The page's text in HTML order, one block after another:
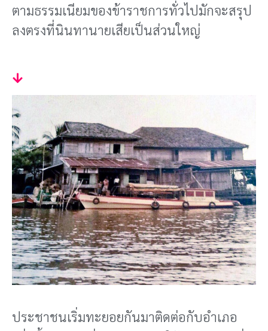
ตามธรรมเนียมของข้าราชการทั่วไปมักจะสรุป
ลงตรงที่นินทานายเสียเป็นส่วนใหญ่
ประชาชนเริ่มทะยอยกันมาติดต่อกับอําเภอ